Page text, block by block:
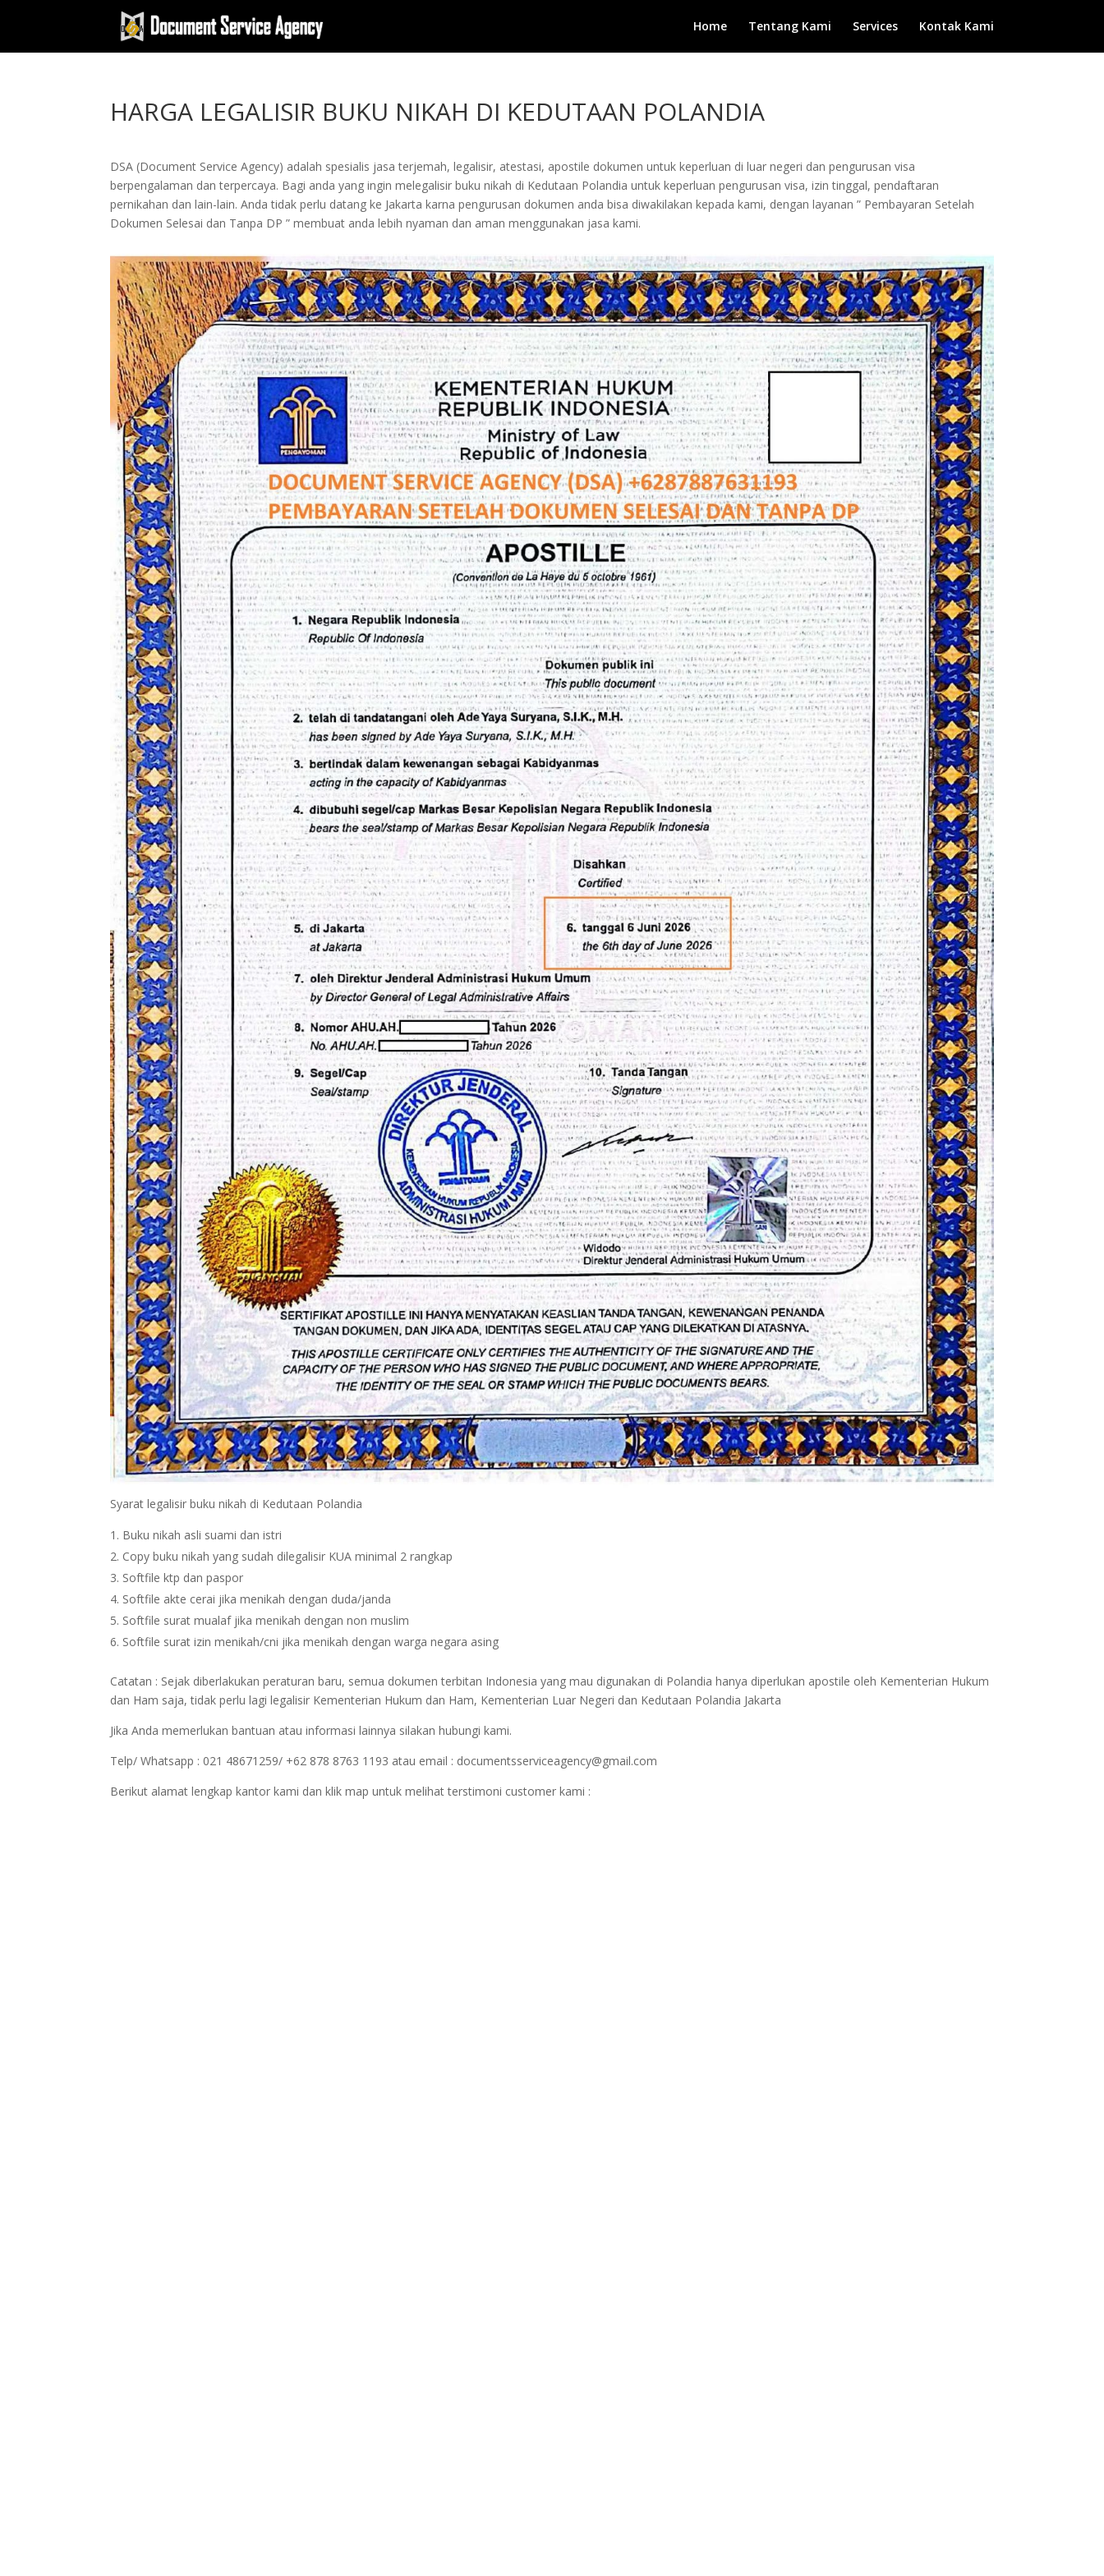
Home Tentang Kami Services Kontak Kami
HARGA LEGALISIR BUKU NIKAH DI KEDUTAAN POLANDIA
DSA (Document Service Agency) adalah spesialis jasa terjemah, legalisir, atestasi, apostile dokumen untuk keperluan di luar negeri dan pengurusan visa
berpengalaman dan terpercaya. Bagi anda yang ingin melegalisir buku nikah di Kedutaan Polandia untuk keperluan pengurusan visa, izin tinggal, pendaftaran
pernikahan dan lain-lain. Anda tidak perlu datang ke Jakarta karna pengurusan dokumen anda bisa diwakilakan kepada kami, dengan layanan ” Pembayaran Setelah
Dokumen Selesai dan Tanpa DP ” membuat anda lebih nyaman dan aman menggunakan jasa kami.
Syarat legalisir buku nikah di Kedutaan Polandia
Buku nikah asli suami dan istri
Copy buku nikah yang sudah dilegalisir KUA minimal 2 rangkap
Softfile ktp dan paspor
Softfile akte cerai jika menikah dengan duda/janda
Softfile surat mualaf jika menikah dengan non muslim
Softfile surat izin menikah/cni jika menikah dengan warga negara asing
Catatan : Sejak diberlakukan peraturan baru, semua dokumen terbitan Indonesia yang mau digunakan di Polandia hanya diperlukan apostile oleh Kementerian Hukum
dan Ham saja, tidak perlu lagi legalisir Kementerian Hukum dan Ham, Kementerian Luar Negeri dan Kedutaan Polandia Jakarta
Jika Anda memerlukan bantuan atau informasi lainnya silakan hubungi kami.
Telp/ Whatsapp : 021 48671259/ +62 878 8763 1193 atau email : documentsserviceagency@gmail.com
Berikut alamat lengkap kantor kami dan klik map untuk melihat terstimoni customer kami :